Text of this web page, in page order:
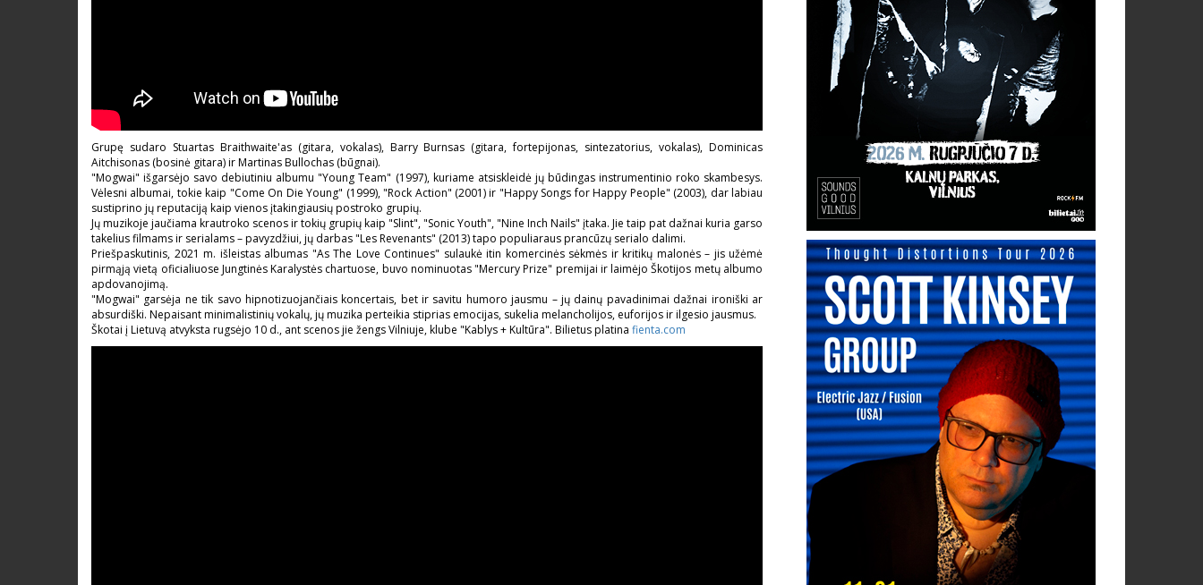
Grupę sudaro Stuartas Braithwaite'as (gitara, vokalas), Barry Burnsas (gitara, fortepijonas, sintezatorius, vokalas), Dominicas
Aitchisonas (bosinė gitara) ir Martinas Bullochas (būgnai).
"Mogwai" išgarsėjo savo debiutiniu albumu "Young Team" (1997), kuriame atsiskleidė jų būdingas instrumentinio roko skambesys.
Vėlesni albumai, tokie kaip "Come On Die Young" (1999), "Rock Action" (2001) ir "Happy Songs for Happy People" (2003), dar labiau
sustiprino jų reputaciją kaip vienos įtakingiausių postroko grupių.
Jų muzikoje jaučiama krautroko scenos ir tokių grupių kaip "Slint", "Sonic Youth", "Nine Inch Nails" įtaka. Jie taip pat dažnai kuria garso
takelius filmams ir serialams – pavyzdžiui, jų darbas "Les Revenants" (2013) tapo populiaraus prancūzų serialo dalimi.
Priešpaskutinis, 2021 m. išleistas albumas "As The Love Continues" sulaukė itin komercinės sėkmės ir kritikų malonės – jis užėmė
pirmąją vietą oficialiuose Jungtinės Karalystės chartuose, buvo nominuotas "Mercury Prize" premijai ir laimėjo Škotijos metų albumo
apdovanojimą.
"Mogwai" garsėja ne tik savo hipnotizuojančiais koncertais, bet ir savitu humoro jausmu – jų dainų pavadinimai dažnai ironiški ar
absurdiški. Nepaisant minimalistinių vokalų, jų muzika perteikia stiprias emocijas, sukelia melancholijos, euforijos ir ilgesio jausmus.
Škotai į Lietuvą atvyksta rugsėjo 10 d., ant scenos jie žengs Vilniuje, klube "Kablys + Kultūra". Bilietus platina fienta.com